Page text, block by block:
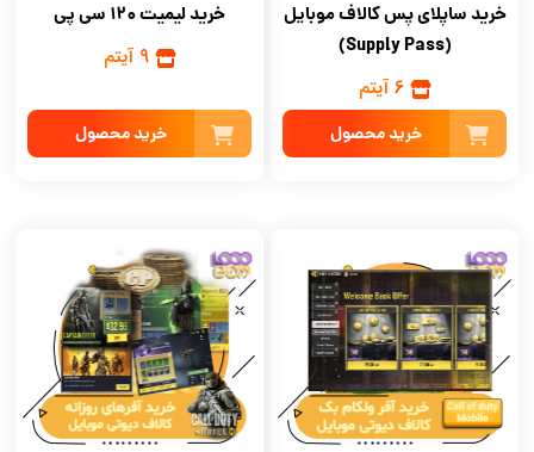
خرید ساپلای پس کالاف موبایل
(Supply Pass)
6 آیتم
خرید محصول
خرید لیمیت 120 سی پی
9 آیتم
خرید محصول